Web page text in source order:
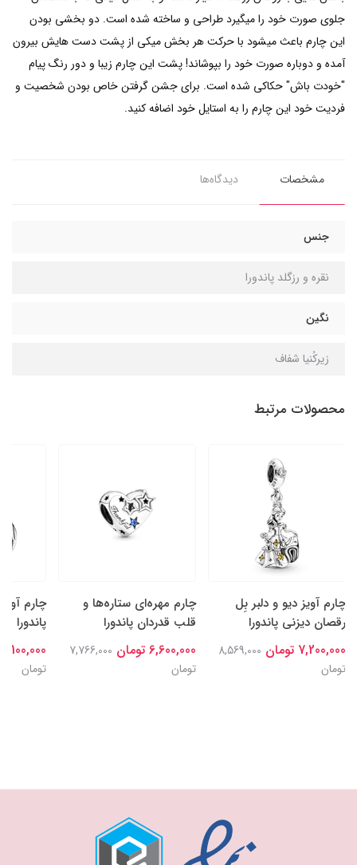
جلوی صورت خود را میگیرد طراحی و ساخته شده است. دو بخشی بودن
این چارم باعث میشود با حرکت هر بخش میکی از پشت دست هایش بیرون
آمده و دوباره صورت خود را بپوشاند! پشت این چارم زیبا و دور رنگ پیام
"خودت باش" حکاکی شده است. برای جشن گرفتن خاص بودن شخصیت و
فردیت خود این چارم را به استایل خود اضافه کنید.
مشخصات دیدگاه‌ها
جنس
نقره و رزگلد پاندورا
نگین
زیرکُنیا شفاف
محصولات مرتبط
چارم آویز دیو و دلبر بِل
رقصان دیزنی پاندورا
7,200,000 تومان
8,569,000
تومان
چارم مهره‌ای ستاره‌ها و
قلب قدردان پاندورا
6,600,000 تومان
7,766,000
تومان
چارم
پاندورا
7,100,000 تومان
تومان